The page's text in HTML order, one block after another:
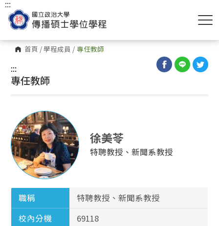
首頁 /學程成員 / 專任教師
:::
:::
專任教師
徐美苓
特聘教授、新聞系教授
職稱
特聘教授、新聞系教授
校內分機
69118